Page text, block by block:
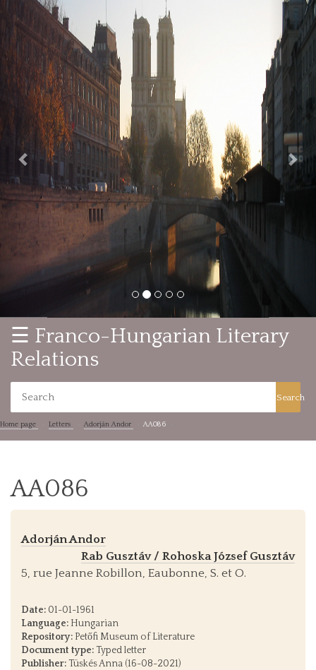
Previous
☰ Franco-Hungarian Literary
Relations
Search
Home page Letters Adorján Andor AA086
AA086
Adorján Andor
Rab Gusztáv / Rohoska József Gusztáv
5, rue Jeanne Robillon, Eaubonne, S. et O.
Date: 01-01-1961
Language: Hungarian
Repository: Petőfi Museum of Literature
Document type: Typed letter
Publisher: Tüskés Anna (16-08-2021)